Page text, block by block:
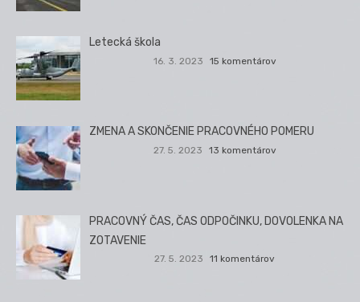
Letecká škola
16. 3. 2023 15 komentárov
ZMENA A SKONČENIE PRACOVNÉHO POMERU
27. 5. 2023 13 komentárov
PRACOVNÝ ČAS, ČAS ODPOČINKU, DOVOLENKA NA
ZOTAVENIE
27. 5. 2023 11 komentárov